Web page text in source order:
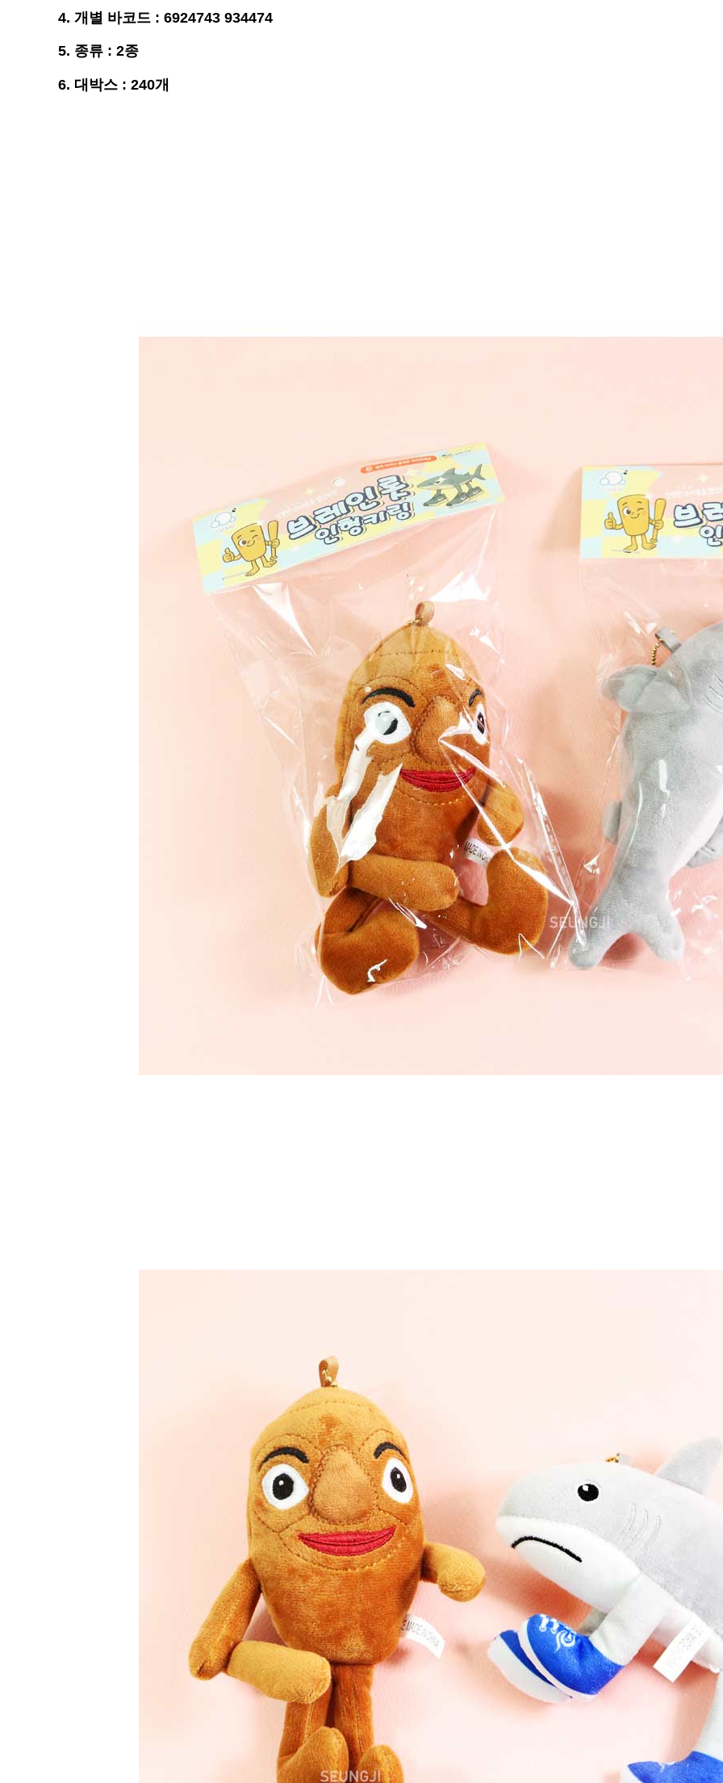
4. 개별 바코드 : 6924743 934474
5. 종류 : 2종
6. 대박스 : 240개